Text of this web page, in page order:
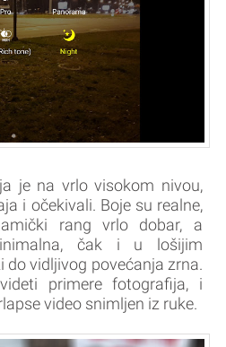
je na vrlo visokom nivou,
i očekivali. Boje su realne,
rang vrlo dobar, a
čak i u lošijim
do vidljivog povećanja zrna.
primere fotografija, i
video snimljen iz ruke.